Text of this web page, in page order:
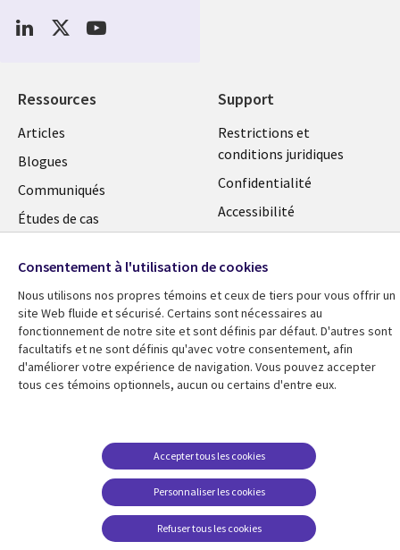
Ressources
Library
Links
CANADA
FR
Articles
Blogues
Communiqués
Études de cas
Points de vue
En voir plus
Support
Legal
CANADA
FR
Restrictions et
conditions juridiques
Confidentialité
Accessibilité
témoins
Social
Media
Consentement à l'utilisation de cookies
Nous utilisons nos propres témoins et ceux de tiers pour vous offrir un
site Web fluide et sécurisé. Certains sont nécessaires au
fonctionnement de notre site et sont définis par défaut. D'autres sont
facultatifs et ne sont définis qu'avec votre consentement, afin
d'améliorer votre expérience de navigation. Vous pouvez accepter
tous ces témoins optionnels, aucun ou certains d'entre eux.
Personnaliser les cookies
Accepter tous les cookies
Refuser tous les cookies